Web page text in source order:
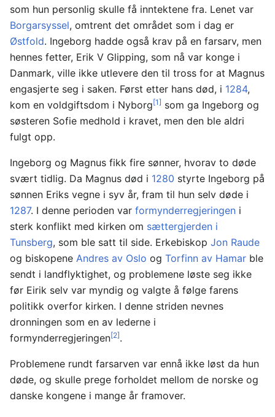
som hun personlig skulle få inntektene fra. Lenet var
Borgarsyssel, omtrent det området som i dag er
Østfold. Ingeborg hadde også krav på en farsarv, men
hennes fetter, Erik V Glipping, som nå var konge i
Danmark, ville ikke utlevere den til tross for at Magnus
engasjerte seg i saken. Først etter hans død, i 1284,
kom en voldgiftsdom i Nyborg[1] som ga Ingeborg og
søsteren Sofie medhold i kravet, men den ble aldri
fulgt opp.
Ingeborg og Magnus fikk fire sønner, hvorav to døde
svært tidlig. Da Magnus død i 1280 styrte Ingeborg på
sønnen Eriks vegne i syv år, fram til hun selv døde i
1287. I denne perioden var formynderregjeringen i
sterk konflikt med kirken om sættergjerden i
Tunsberg, som ble satt til side. Erkebiskop Jon Raude
og biskopene Andres av Oslo og Torfinn av Hamar ble
sendt i landflyktighet, og problemene løste seg ikke
før Eirik selv var myndig og valgte å følge farens
politikk overfor kirken. I denne striden nevnes
dronningen som en av lederne i
formynderregjeringen[2].
Problemene rundt farsarven var ennå ikke løst da hun
døde, og skulle prege forholdet mellom de norske og
danske kongene i mange år framover.